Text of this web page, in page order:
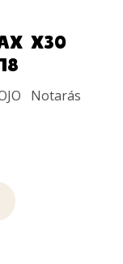
X30
Notarás